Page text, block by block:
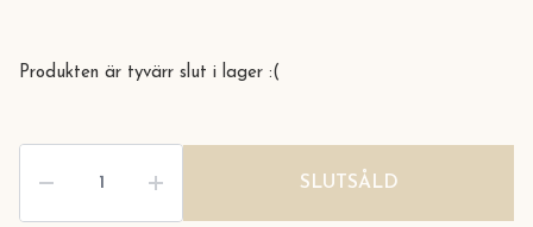
Produkten är tyvärr slut i lager :(
SLUTSÅLD